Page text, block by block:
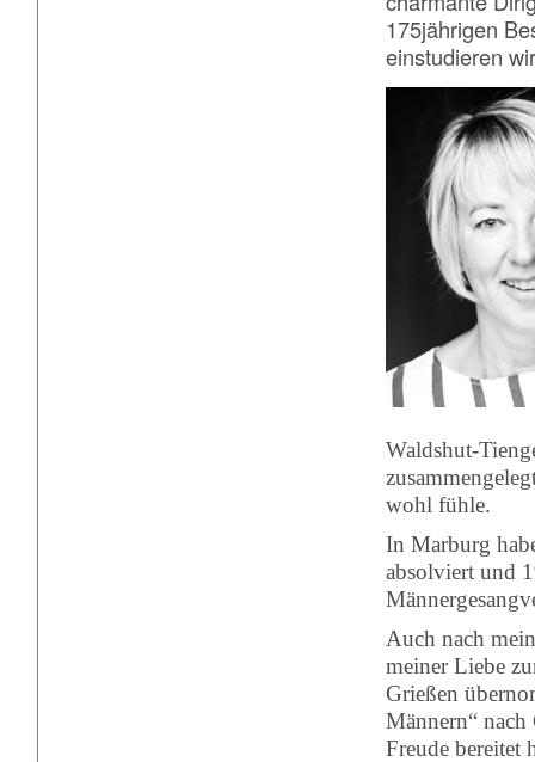
175jährigen
einstudieren
Waldshut-
wohl fühle.
In Marburg
absolviert und
Auch nach
meiner Liebe
Grießen
Männern“
Freude bereitet